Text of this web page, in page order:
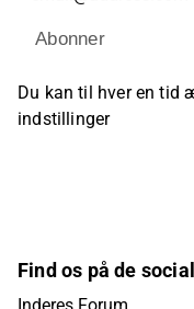
Abonner
Du kan til hver en tid
indstillinger
Find os på de